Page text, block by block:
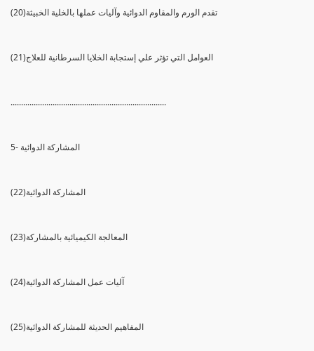
(20)تقدم الورم والمقاوم الدوائية وآليات عملها بالخلية الخبيثة
(21)العوامل التي تؤثر علي إستجابة الخلايا السرطانية للعلاج
..........................................................................
5- المشاركة الدوائية
(22)المشاركة الدوائية
(23)المعالجة الكيميائية بالمشاركة
(24)آليات عمل المشاركة الدوائية
(25)المفاهيم الحديثة للمشاركة الدوائية